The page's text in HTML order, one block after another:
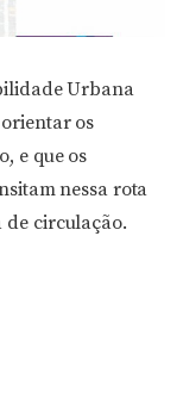
Urbana
os
e que os
nessa rota
circulação.